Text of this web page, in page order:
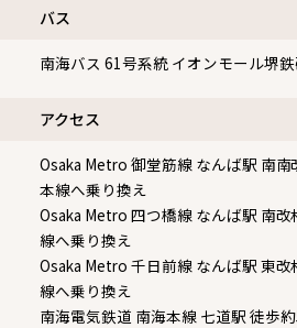
バス
南海バス 61号系統 イオンモール堺
アクセス
Osaka Metro 御堂筋線 なんば駅 南
本線へ乗り換え
Osaka Metro 四つ橋線 なんば駅 南
線へ乗り換え
Osaka Metro 千日前線 なんば駅 東
線へ乗り換え
南海電気鉄道 南海本線 七道駅 徒歩